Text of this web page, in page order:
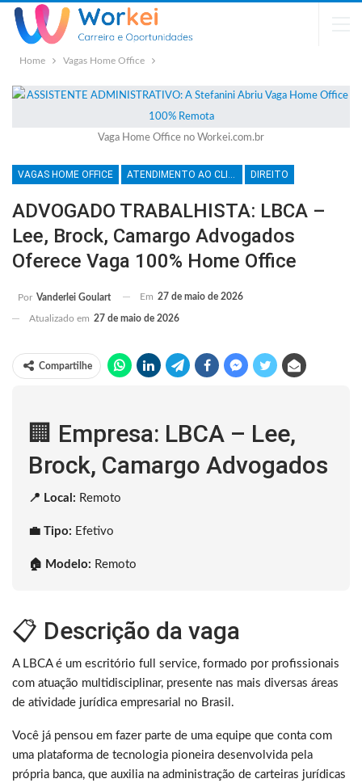
Home Vagas Home Office
Vaga Home Office no Workei.com.br
VAGAS HOME OFFICE ATENDIMENTO AO CLIENTE DIREITO
ADVOGADO TRABALHISTA: LBCA –
Lee, Brock, Camargo Advogados
Oferece Vaga 100% Home Office
Por Vanderlei Goulart Em 27 de maio de 2026
Atualizado em 27 de maio de 2026
Compartilhe
🏢 Empresa: LBCA – Lee,
Brock, Camargo Advogados
📍 Local: Remoto
💼 Tipo: Efetivo
🏠 Modelo: Remoto
📋 Descrição da vaga
A LBCA é um escritório full service, formado por profissionais
com atuação multidisciplinar, presente nas mais diversas áreas
de atividade jurídica empresarial no Brasil.
Você já pensou em fazer parte de uma equipe que conta com
uma plataforma de tecnologia pioneira desenvolvida pela
própria banca, que auxilia na administração de carteiras jurídicas